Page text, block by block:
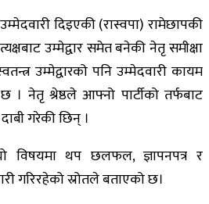
उम्मेदवारी दिइएकी (रास्वपा) रामेछापकी
उम्मेद्वार समेत बनेकी नेतृ समीक्षा
उम्मेद्वारको पनि उम्मेदवारी कायम
नेतृ श्रेष्ठले आफ्नो पार्टीको तर्फबाट
गरेकी छिन् ।
विषयमा थप छलफल, ज्ञापनपत्र र
गरिरहेको स्रोतले बताएको छ।